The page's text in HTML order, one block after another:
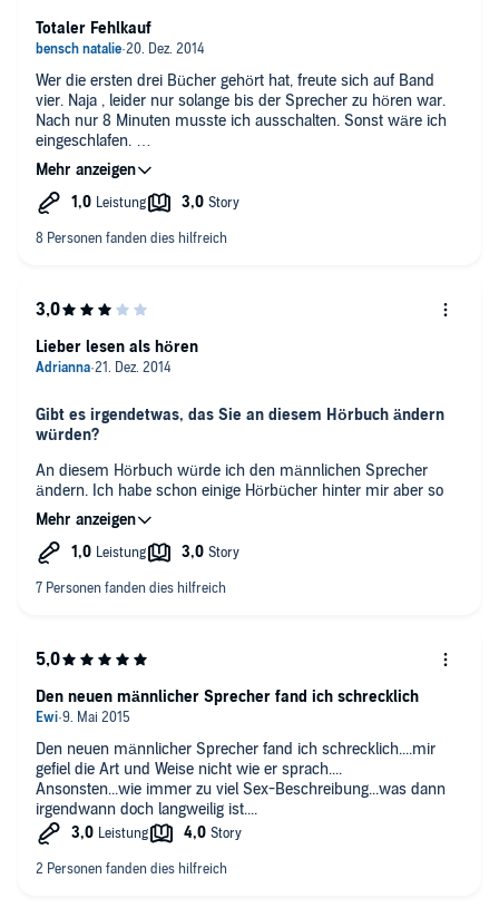
Wer die ersten drei Bücher gehört hat, freute sich auf Band
vier. Naja , leider nur solange bis der Sprecher zu hören war.
Nach nur 8 Minuten musste ich ausschalten. Sonst wäre ich
eingeschlafen.
Was habe ich gelernt aus diesem Fehlkauf. Immer erst die
Hörprobe starten. Auch dann wenn ich die Geschichte bereits
Totaler Fehlkauf
Gibt es irgendetwas, das Sie an diesem Hörbuch ändern
würden?
An diesem Hörbuch würde ich den männlichen Sprecher
ändern. Ich habe schon einige Hörbücher hinter mir aber so
ein schlechten männlichen Sprecher habe ich noch nicht
gehabt. Verdirbt die ganze Geschichte.
Was würden Sie an der Handlung ändern, um das Hörbuch
für Sie unterhaltsamer zu machen?
vierten Teil ein Ende der Geschichte gewünscht.
Wie hätte das Hörbuch besser vorgetragen werden
können?
auf jeden Fall hätte man den männlichen Sprecher weg
lassen. (hat sich keiner vom Verlag das Hörbuch angehört ?)
Würden Sie sich eine Fortsetzung von Hingabe (Crossfire
4) wünschen? Warum oder warum gerade nicht?
Wenn diese dann die letzte wäre und es die alten Spreche
Lieber lesen als hören
Den neuen männlicher Sprecher fand ich schrecklich....mir
gefiel die Art und Weise nicht wie er sprach....
Ansonsten...wie immer zu viel Sex-Beschreibung...was dann
irgendwann doch langweilig ist....
Den neuen männlicher Sprecher fand ich schrecklich